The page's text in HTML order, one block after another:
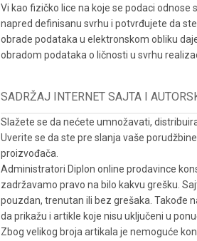
Vi kao fizičko lice na koje se podaci
napred definisanu svrhu i potvrđujete da
obrade podataka u elektronskom obliku
obradom podataka o ličnosti u svrhu
SADRŽAJ INTERNET SAJTA I
Slažete se da nećete umnožavati,
Uverite se da ste pre slanja vaše
proizvođača.
Administratori Diplon online prodavince
zadržavamo pravo na bilo kakvu grešku.
pouzdan, trenutan ili bez grešaka. Takođe
da prikažu i artikle koje nisu uključeni u
Zbog velikog broja artikala je nemoguće